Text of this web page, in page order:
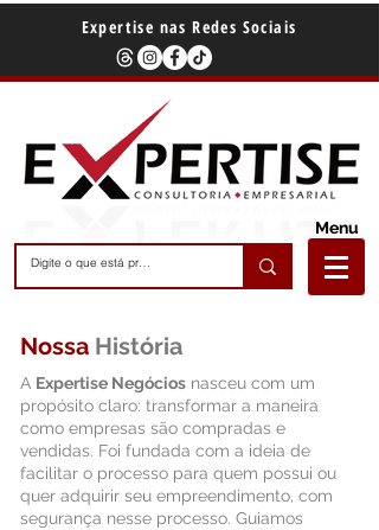
Expertise nas Redes Sociais
Menu
Nossa História
A Expertise Negócios nasceu com um
propósito claro: transformar a maneira
como empresas são compradas e
vendidas. Foi fundada com a ideia de
facilitar o processo para quem possui ou
quer adquirir seu empreendimento, com
segurança nesse processo. Guiamos